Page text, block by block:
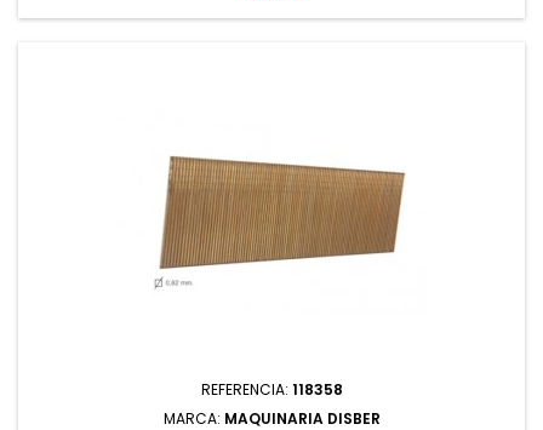
REFERENCIA: 118358
MARCA: MAQUINARIA DISBER